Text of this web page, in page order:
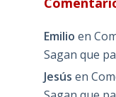
Emilio en
Sagan que
Jesús en